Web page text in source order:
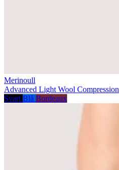
Merinoull
Advanced Light Wool Compression
Svart Blå Bordeaux